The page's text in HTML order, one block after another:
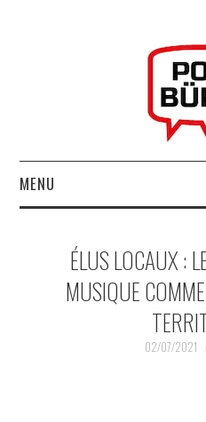
MENU
MUSIQUESACTUELLES.NET
GABBA GABBA HEY !
ÉLUS LOCAUX :
MUSIQUE
02/07/2021